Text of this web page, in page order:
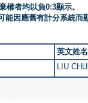
權者均以負0:3顯示。
能因應舊有計分系統
英文姓名
LIU